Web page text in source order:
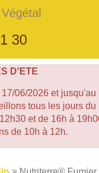
30
D'ETE
06/2026 et jusqu'au
tous les jours du
et de 16h à
de 10h à 12h.